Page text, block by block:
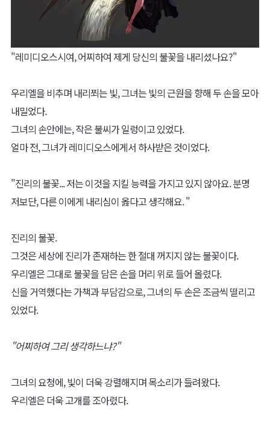
"레미디오스시여, 어찌하여 제게 당신의 불꽃을 내리셨나요?"
우리엘을 비추며 내리쬐는 빛, 그녀는 빛의 근원을 향해 두 손을 모아
내밀었다.
그녀의 손안에는, 작은 불씨가 일렁이고 있었다.
얼마 전, 그녀가 레미디오스에게서 하사받은 것이었다.
"진리의 불꽃... 저는 이것을 지킬 능력을 가지고 있지 않아요. 분명
저보단, 다른 이에게 내리심이 옳다고 생각해요. "
진리의 불꽃.
그것은 세상에 진리가 존재하는 한 절대 꺼지지 않는 불꽃이다.
우리엘은 그대로 불꽃을 담은 손을 머리 위로 들어 올렸다.
신을 거역했다는 가책과 부담감으로, 그녀의 두 손은 조금씩 떨리고
있었다.
"어찌하여 그리 생각하느냐?"
그녀의 요청에, 빛이 더욱 강렬해지며 목소리가 들려왔다.
우리엘은 더욱 고개를 조아렸다.